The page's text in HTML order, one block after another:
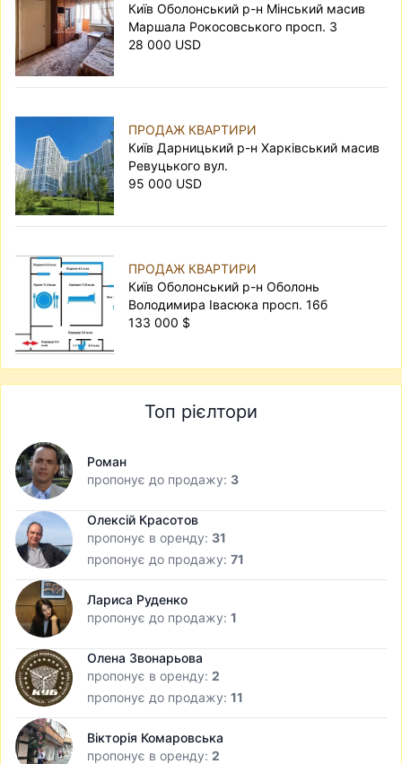
Київ Оболонський р-н Мінський масив
Маршала Рокосовського просп. 3
28 000 USD
ПРОДАЖ КВАРТИРИ
Київ Дарницький р-н Харківський масив
Ревуцького вул.
95 000 USD
ПРОДАЖ КВАРТИРИ
Київ Оболонський р-н Оболонь
Володимира Івасюка просп. 16б
133 000 $
Топ рієлтори
Роман
пропонує до продажу: 3
Олексій Красотов
пропонує в оренду: 31
пропонує до продажу: 71
Лариса Руденко
пропонує до продажу: 1
Олена Звонарьова
пропонує в оренду: 2
пропонує до продажу: 11
Вікторія Комаровська
пропонує в оренду: 2